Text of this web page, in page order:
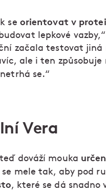
se orientovat v
lepkové
začala testovat
ale i ten způsobuje
se.“
Vera
dováží mouka
se mele tak, aby pod
, které se dá snadno